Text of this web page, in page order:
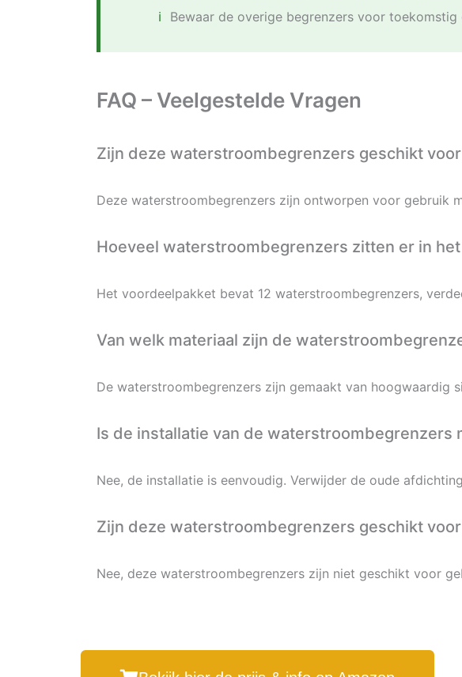
Bewaar de overige begrenzers voor
FAQ – Veelgestelde Vragen
Zijn deze waterstroombegrenzers geschikt
Deze waterstroombegrenzers zijn ontworpen voor gebruik
Hoeveel waterstroombegrenzers zitten er in
Het voordeelpakket bevat 12 waterstroombegrenzers,
Van welk materiaal zijn de
De waterstroombegrenzers zijn gemaakt van hoogwaardig
Is de installatie van de waterstroombegrenzers
Nee, de installatie is eenvoudig. Verwijder de oude
Zijn deze waterstroombegrenzers geschikt
Nee, deze waterstroombegrenzers zijn niet geschikt voor